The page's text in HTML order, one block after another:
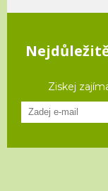
Ziskej